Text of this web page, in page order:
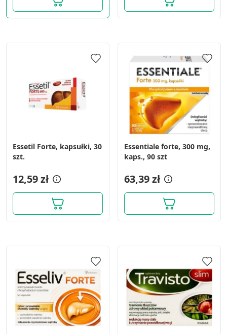
Essetil Forte, kapsułki, 30
szt.
12,59 zł
Essentiale forte, 300 mg,
kaps., 90 szt
63,39 zł